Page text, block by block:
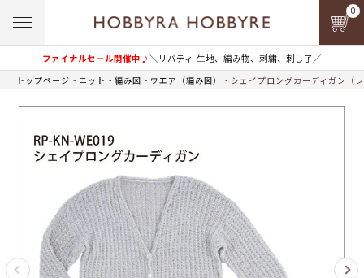
ファイナルセール開催中♪＼リバティ 生地、編み物、刺繍、刺し子／
0
トップページ ニット 編み図 ウエア（編み図） シェイプロングカーディガン（